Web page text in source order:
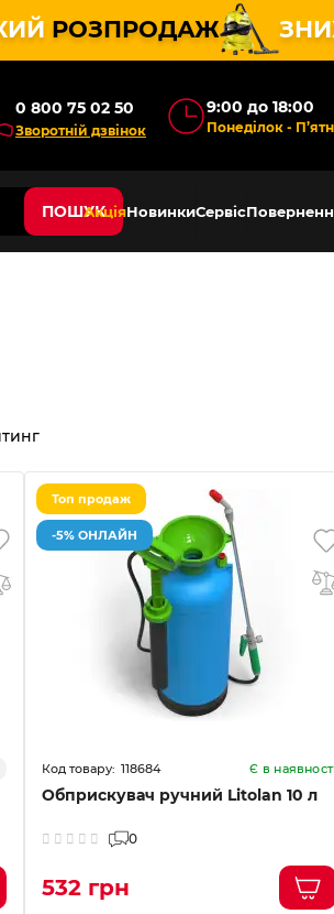
РОЗПРОДАЖ
0 800 75 02 50
Зворотній дзвінок
9:00 до 18:00
Понеділок -
ПОШУКАкціяНовинкиСервіс
Топ продаж
-5% ОНЛАЙН
118684 Є в
Обприскувач ручний Litolan 10 л
0
532 грн